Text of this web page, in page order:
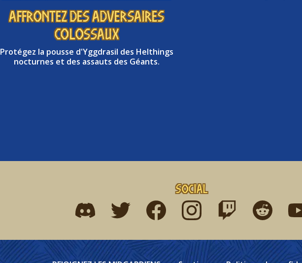
Affrontez des adversaires
colossaux
Protégez la pousse d'Yggdrasil des Helthings
nocturnes et des assauts des Géants.
Social
Find me on discordFind me on twitterFind me on facebook
Find me on instagram
Find me on twitch
Find me on